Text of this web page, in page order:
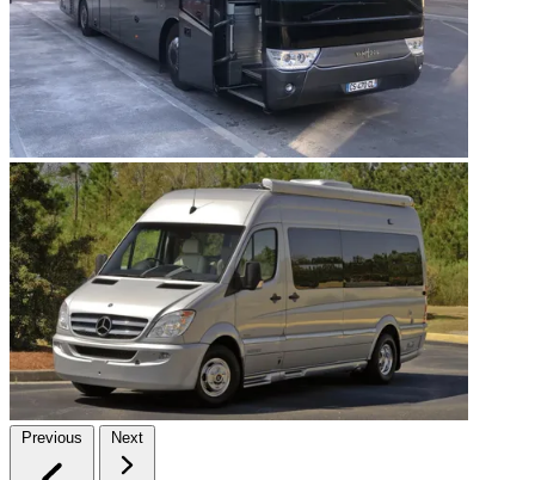
Previous Next